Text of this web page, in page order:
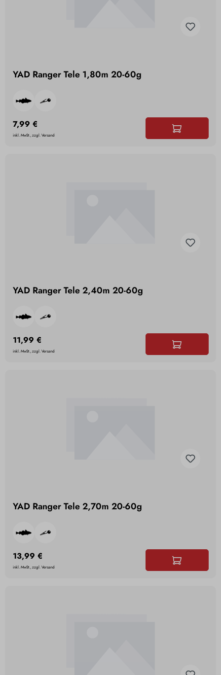
YAD Ranger Tele 1,80m 20-60g
7,99 €
inkl. MwSt., zzgl. Versand
YAD Ranger Tele 2,40m 20-60g
11,99 €
inkl. MwSt., zzgl. Versand
YAD Ranger Tele 2,70m 20-60g
13,99 €
inkl. MwSt., zzgl. Versand